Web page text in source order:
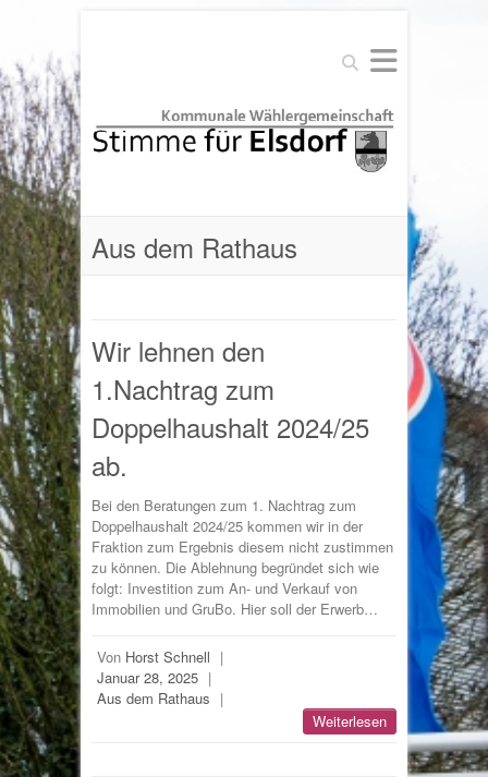
Suchen
Aus dem Rathaus
Wir lehnen den
1.Nachtrag zum
Doppelhaushalt 2024/25
ab.
Bei den Beratungen zum 1. Nachtrag zum
Doppelhaushalt 2024/25 kommen wir in der
Fraktion zum Ergebnis diesem nicht zustimmen
zu können. Die Ablehnung begründet sich wie
folgt: Investition zum An- und Verkauf von
Immobilien und GruBo. Hier soll der Erwerb…
Von Horst Schnell |
Januar 28, 2025 |
Aus dem Rathaus |
Weiterlesen